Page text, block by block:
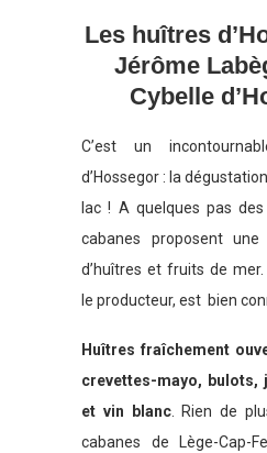
Les huîtres
Jérôme
Cybelle
C’est un
d’Hossegor : la
lac ! A quelques pas
cabanes proposent
d’huîtres et fruits de
le producteur, est bien
Huîtres fraîchement
crevettes-mayo, bulots,
et vin blanc. Rien de
cabanes de Lège-Cap-